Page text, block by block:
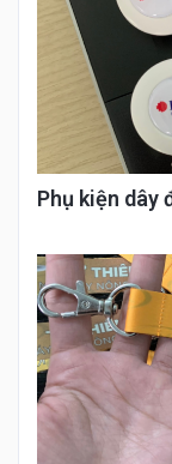
Phụ kiện dây